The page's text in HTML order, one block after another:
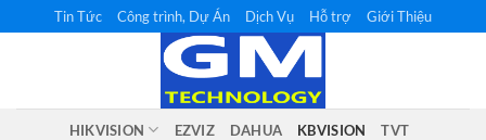
qua
Tin Tức Công trình, Dự Án Dịch Vụ Hỗ trợ Giới Thiệu
HIKVISION EZVIZ DAHUA KBVISION TVT